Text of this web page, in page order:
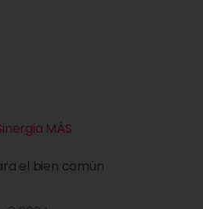
el bien común